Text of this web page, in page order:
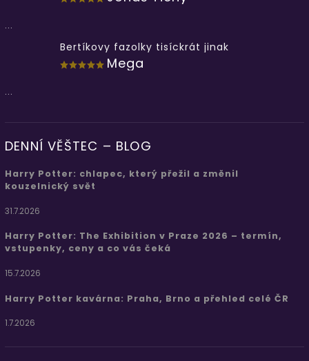
...
Bertíkovy fazolky tisíckrát jinak
Mega
...
DENNÍ VĚŠTEC – BLOG
Harry Potter: chlapec, který přežil a změnil
kouzelnický svět
31.7.2026
Harry Potter: The Exhibition v Praze 2026 – termín,
vstupenky, ceny a co vás čeká
15.7.2026
Harry Potter kavárna: Praha, Brno a přehled celé ČR
1.7.2026